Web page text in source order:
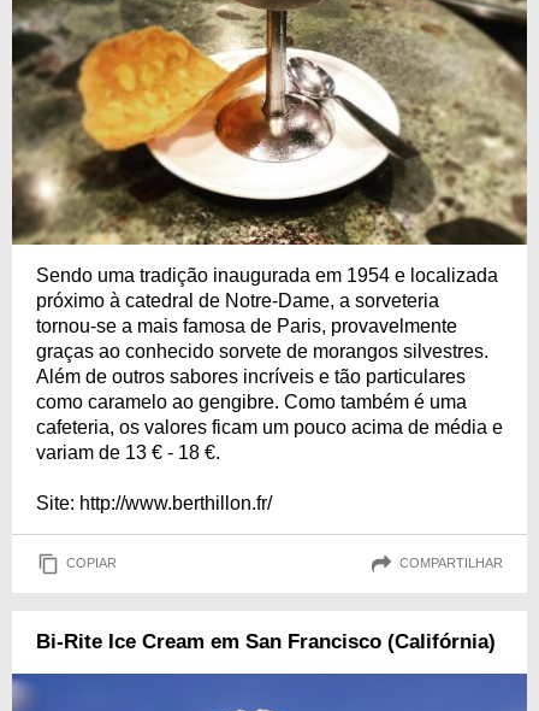
Sendo uma tradição inaugurada em 1954 e localizada
próximo à catedral de Notre-Dame, a sorveteria
tornou-se a mais famosa de Paris, provavelmente
graças ao conhecido sorvete de morangos silvestres.
Além de outros sabores incríveis e tão particulares
como caramelo ao gengibre. Como também é uma
cafeteria, os valores ficam um pouco acima de média e
variam de 13 € - 18 €.
Site: http://www.berthillon.fr/
COPIAR COMPARTILHAR
Bi-Rite Ice Cream em San Francisco (Califórnia)